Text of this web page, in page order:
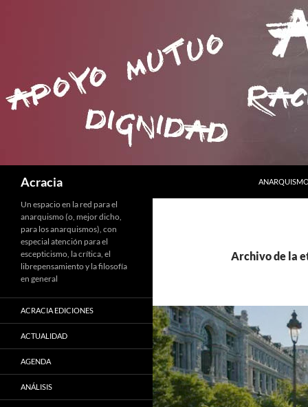
Acracia
Archivo de la
Un espacio en la red para el
anarquismo (o, mejor dicho,
para los anarquismos), con
especial atención para el
escepticismo, la crítica, el
librepensamiento y la filosofía
en general
ACRACIA EDICIONES
ACTUALIDAD
AGENDA
ANÁLISIS